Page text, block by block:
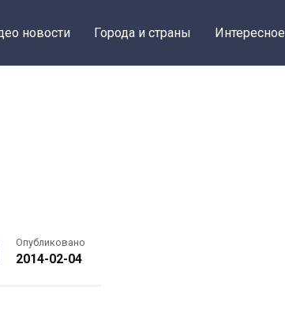
новости Города и страны Интересное
Опубликовано
2014-02-04